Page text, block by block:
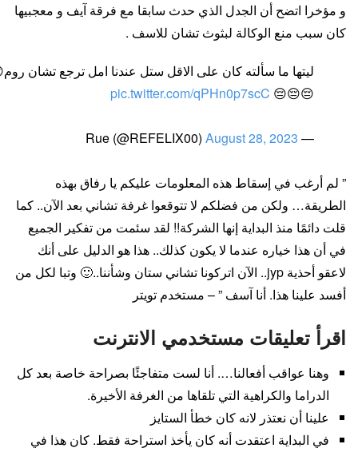
و مؤخرا اتضح أن الجدل الذي حدث سابقا مع فرقة آيف و معجبيها
كان سبب منع الوكالة لبثوث تشان للاسف .
ليتها ما سألته كان على الاقل ستل عندنا امل ترجع تشان
😔😔😔
pic.twitter.com/qPHn0p7scC
— Rue (@REFELIX00)
August 28, 2023
” لم أرغب في إسقاط هذه المعلومات عليكم يا رفاق بهذه
الطريقة… ولكن من فضلكم لا تتوقعوا غرفة تشاني بعد الآن.. كما
قلت دائمًا منذ البداية إنها الشركة!! لقد سئمت من تفكير الجميع
في أن هذا خياره عندما لا يكون كذلك.. هذا هو الدليل على أنك
لاعقو أحذية jyp.. الآن اتركونا تشاني ستان وشأننا..🙂 وتبا لكل من
أفسد علينا هذا. أنا آسف ” – مستخدم تويتر
اقرأ تعليقات مستخدمي الانترنت
وهنا عواقب أفعالنا…. أنا لست متفاجئًا بصراحة خاصة بعد كل
الدراما والكراهية التي تلقاها من الغرفة الأخيرة.
علينا أن نعتذر لانه كان خطأ الستايز
في البداية اعتقدت أنه كان يأخذ استراحة فقط. كان هذا في